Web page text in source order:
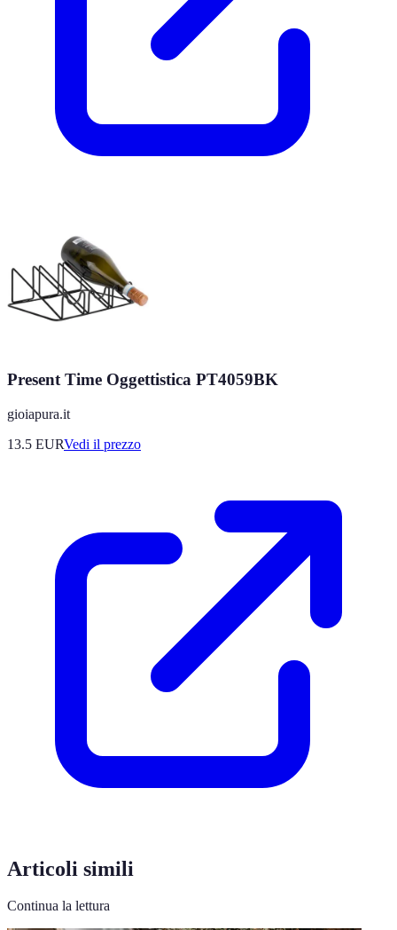
Present Time Oggettistica PT4059BK
gioiapura.it
13.5 EURVedi il prezzo
Articoli simili
Continua la lettura